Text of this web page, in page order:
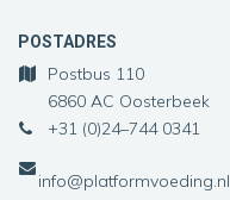
POSTADRES
Postbus 110
6860 AC Oosterbeek
+31 (0)24–744 0341
info@platformvoeding.nl